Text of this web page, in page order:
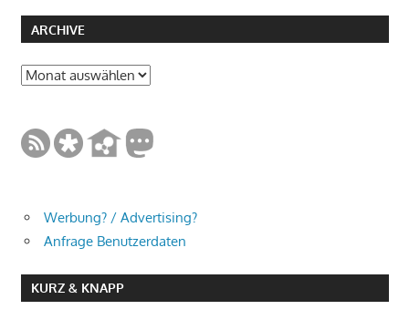
ARCHIVE
Archive
Werbung? / Advertising?
Anfrage Benutzerdaten
KURZ & KNAPP